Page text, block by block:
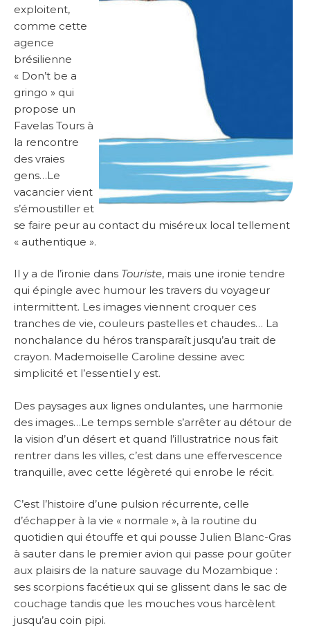
exploitent,
comme cette
agence
brésilienne
« Don’t be a
gringo » qui
propose un
Favelas Tours à
la rencontre
des vraies
gens…Le
vacancier vient
s’émoustiller et
se faire peur au contact du miséreux local tellement
« authentique ».
Il y a de l’ironie dans Touriste, mais une ironie tendre
qui épingle avec humour les travers du voyageur
intermittent. Les images viennent croquer ces
tranches de vie, couleurs pastelles et chaudes… La
nonchalance du héros transparaît jusqu’au trait de
crayon. Mademoiselle Caroline dessine avec
simplicité et l’essentiel y est.
Des paysages aux lignes ondulantes, une harmonie
des images…Le temps semble s’arrêter au détour de
la vision d’un désert et quand l’illustratrice nous fait
rentrer dans les villes, c’est dans une effervescence
tranquille, avec cette légèreté qui enrobe le récit.
C’est l’histoire d’une pulsion récurrente, celle
d’échapper à la vie « normale », à la routine du
quotidien qui étouffe et qui pousse Julien Blanc-Gras
à sauter dans le premier avion qui passe pour goûter
aux plaisirs de la nature sauvage du Mozambique :
ses scorpions facétieux qui se glissent dans le sac de
couchage tandis que les mouches vous harcèlent
jusqu’au coin pipi.